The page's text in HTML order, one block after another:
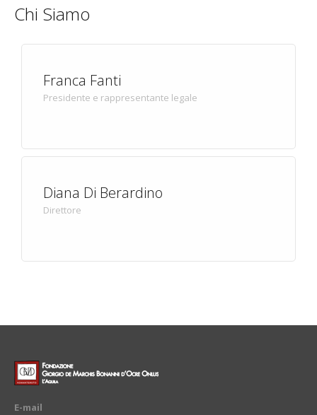
Chi Siamo
Franca Fanti
Presidente e rappresentante legale
Diana Di Berardino
Direttore
E-mail